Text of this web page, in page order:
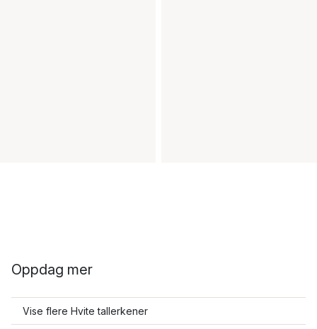
Oppdag mer
Vise flere Hvite tallerkener